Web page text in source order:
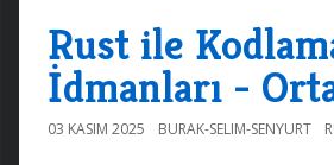
Rust ile
İdmanları -
03 KASIM 2025 BURAK-SELIM-SENYURT